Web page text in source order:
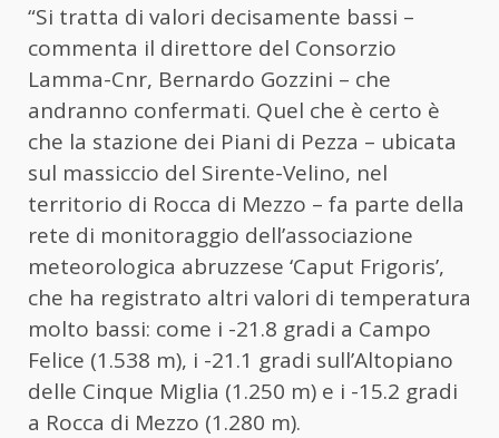
“Si tratta di valori decisamente bassi –
commenta il direttore del Consorzio
Lamma-Cnr, Bernardo Gozzini – che
andranno confermati. Quel che è certo è
che la stazione dei Piani di Pezza – ubicata
sul massiccio del Sirente-Velino, nel
territorio di Rocca di Mezzo – fa parte della
rete di monitoraggio dell’associazione
meteorologica abruzzese ‘Caput Frigoris’,
che ha registrato altri valori di temperatura
molto bassi: come i -21.8 gradi a Campo
Felice (1.538 m), i -21.1 gradi sull’Altopiano
delle Cinque Miglia (1.250 m) e i -15.2 gradi
a Rocca di Mezzo (1.280 m).